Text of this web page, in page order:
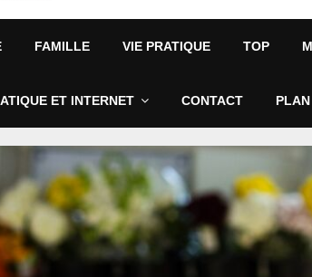
FAMILLE VIE PRATIQUE TOP
ET INTERNET CONTACT